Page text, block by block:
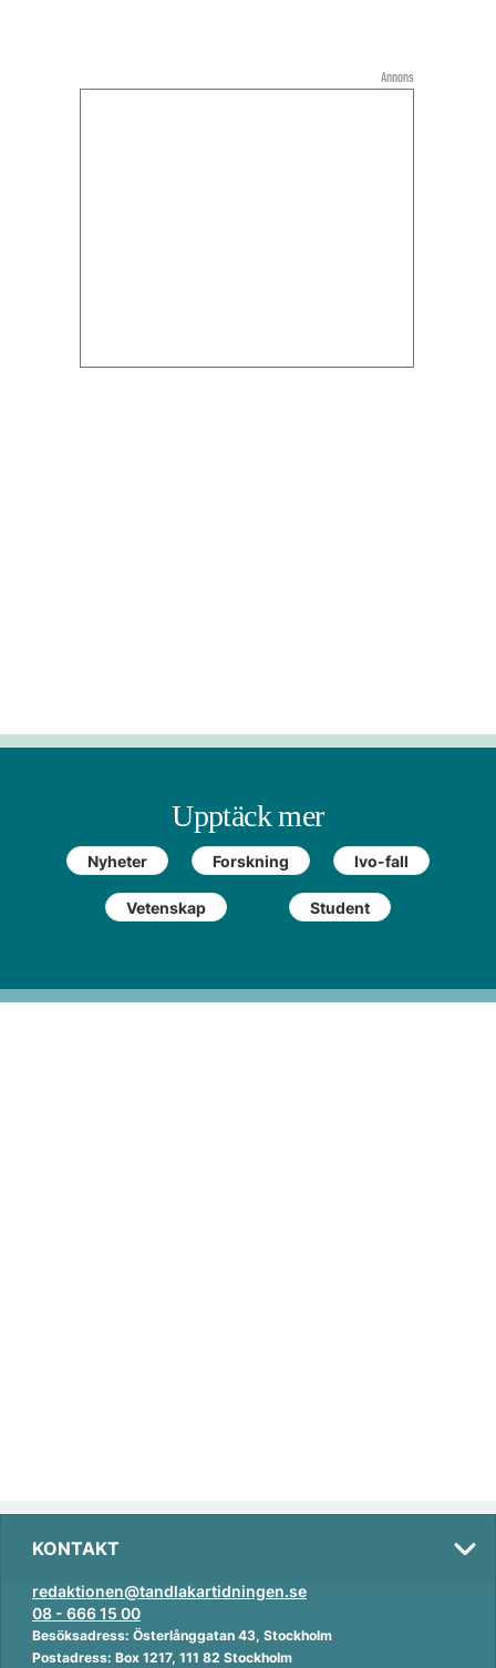
Upptäck mer
Nyheter Forskning Ivo-fall
Vetenskap Student
Annons
KONTAKT
redaktionen@tandlakartidningen.se
08 - 666 15 00
Besöksadress: Österlånggatan 43, Stockholm
Postadress: Box 1217, 111 82 Stockholm